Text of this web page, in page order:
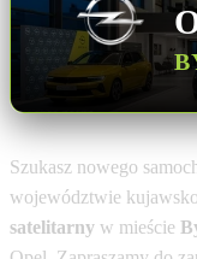
Szukasz nowego
województwie
satelitarny w mieście